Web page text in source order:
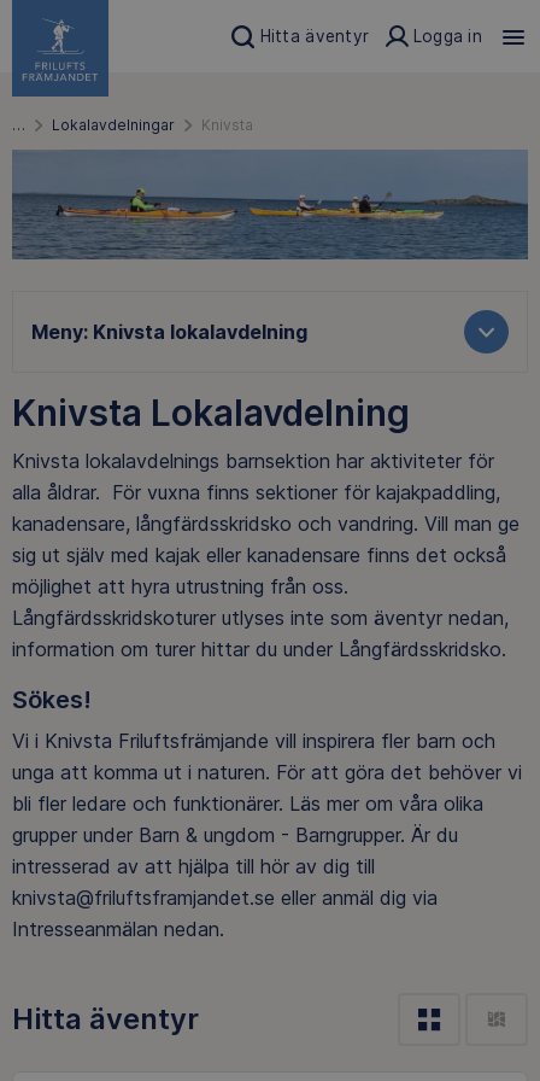
Hitta äventyr Logga in
… Lokalavdelningar Knivsta
Meny: Knivsta lokalavdelning
Knivsta Lokalavdelning
Knivsta lokalavdelnings barnsektion har aktiviteter för
alla åldrar. För vuxna finns sektioner för kajakpaddling,
kanadensare, långfärdsskridsko och vandring. Vill man ge
sig ut själv med kajak eller kanadensare finns det också
möjlighet att hyra utrustning från oss.
Långfärdsskridskoturer utlyses inte som äventyr nedan,
information om turer hittar du under Långfärdsskridsko.
Sökes!
Vi i Knivsta Friluftsfrämjande vill inspirera fler barn och
unga att komma ut i naturen. För att göra det behöver vi
bli fler ledare och funktionärer. Läs mer om våra olika
grupper under Barn & ungdom - Barngrupper. Är du
intresserad av att hjälpa till hör av dig till
knivsta@friluftsframjandet.se eller anmäl dig via
Intresseanmälan nedan.
Hitta äventyr